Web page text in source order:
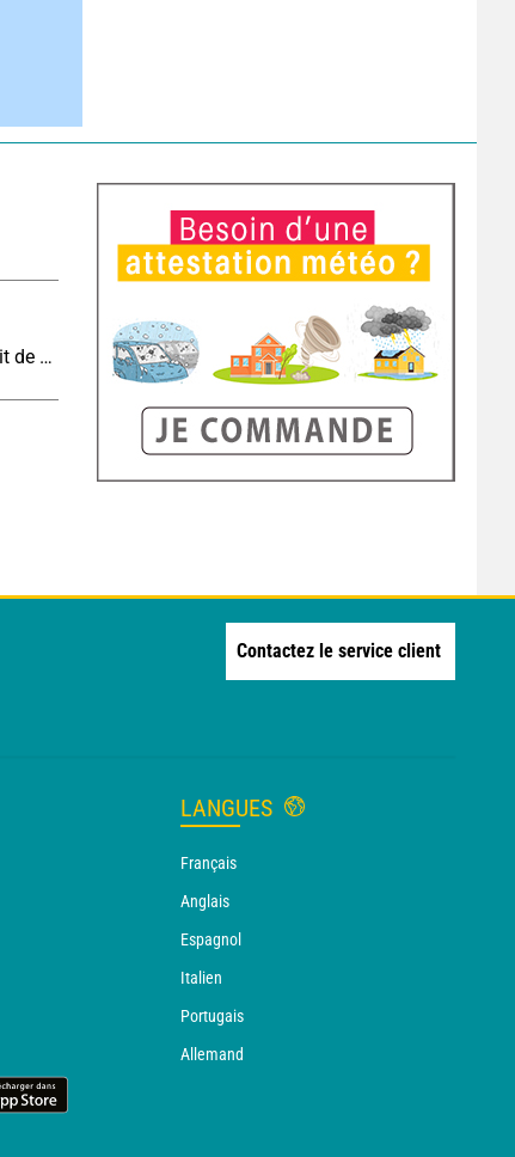
Vague de chaleur et canicule : vers un record inédit de chaleur durable en France
Contactez le service client
LANGUES
Français
Anglais
Espagnol
Italien
Portugais
Allemand